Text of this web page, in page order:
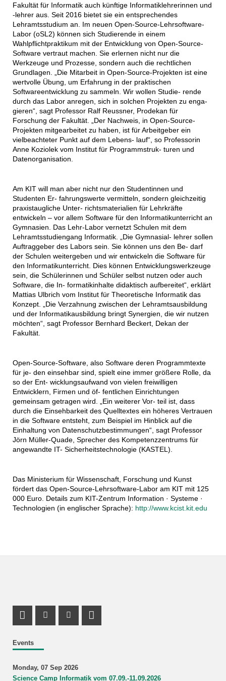
Fakultät für Informatik auch künftige Informatiklehrerinnen und
-lehrer aus. Seit 2016 bietet sie ein entsprechendes
Lehramtsstudium an. Im neuen Open-Source-Lehrsoftware-
Labor (oSL2) können sich Studierende in einem
Wahlpflichtpraktikum mit der Entwicklung von Open-Source-
Software vertraut machen. Sie erlernen nicht nur die
Werkzeuge und Prozesse, sondern auch die rechtlichen
Grundlagen. „Die Mitarbeit in Open-Source-Projekten ist eine
wertvolle Übung, um Erfahrung in der praktischen
Softwareentwicklung zu sammeln. Wir wollen Studie- rende
durch das Labor anregen, sich in solchen Projekten zu enga-
gieren“, sagt Professor Ralf Reussner, Prodekan für
Forschung der Fakultät. „Der Nachweis, in Open-Source-
Projekten mitgearbeitet zu haben, ist für Arbeitgeber ein
vielbeachteter Punkt auf dem Lebens- lauf“, so Professorin
Anne Koziolek vom Institut für Programmstruk- turen und
Datenorganisation.
Am KIT will man aber nicht nur den Studentinnen und
Studenten Er- fahrungswerte vermitteln, sondern gleichzeitig
praxistaugliche Unter- richtsmaterialien für Lehrkräfte
entwickeln – vor allem Software für den Informatikunterricht an
Gymnasien. Das Lehr-Labor vernetzt Schulen mit dem
Lehramtsstudiengang Informatik. „Die Gymnasial- lehrer sollen
Auftraggeber des Labors sein. Sie können uns den Be- darf
der Schulen weitergeben und wir entwickeln die Software für
den Informatikunterricht. Dies können Entwicklungswerkzeuge
sein, die Schülerinnen und Schüler selbst nutzen oder auch
Software, die In- formatikinhalte didaktisch aufbereitet“, erklärt
Mattias Ulbrich vom Institut für Theoretische Informatik das
Konzept. „Die Verzahnung zwischen der Lehramtsausbildung
und der Informatikausbildung bringt Synergien, die wir nutzen
möchten“, sagt Professor Bernhard Beckert, Dekan der
Fakultät.
Open-Source-Software, also Software deren Programmtexte
für je- den einsehbar sind, spielt eine immer größere Rolle, da
so der Ent- wicklungsaufwand von vielen freiwilligen
Entwicklern, Firmen und öf- fentlichen Einrichtungen
gemeinsam getragen wird. „Ein weiterer Vor- teil ist, dass
durch die Einsehbarkeit des Quelltextes ein höheres Vertrauen
in die Software entsteht, zum Beispiel im Hinblick auf die
Einhaltung von Datenschutzbestimmungen“, sagt Professor
Jörn Müller-Quade, Sprecher des Kompetenzzentrums für
angewandte IT- Sicherheitstechnologie (KASTEL).
Das Ministerium für Wissenschaft, Forschung und Kunst
fördert das Open-Source-Lehrsoftware-Labor am KIT mit 125
000 Euro. Details zum KIT-Zentrum Information · Systeme ·
Technologien (in englischer Sprache): http://www.kcist.kit.edu
Events
Monday, 07 Sep 2026
Science Camp Informatik vom 07.09.-11.09.2026
Instagram Profile
Youtube Profile
LinkedIn Profile